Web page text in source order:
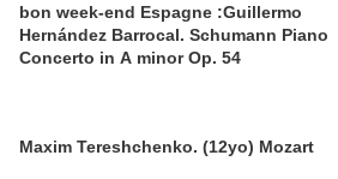
bon week-end Espagne :Guillermo
Hernández Barrocal. Schumann Piano
Concerto in A minor Op. 54
Maxim Tereshchenko. (12yo) Mozart